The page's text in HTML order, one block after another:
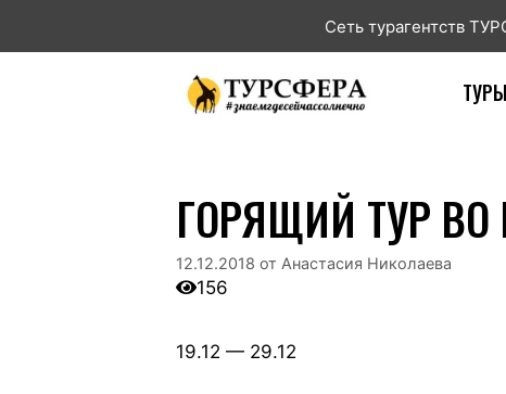
Сеть турагентств
ТУРЫ
ГОРЯЩИЙ ТУР ВО
12.12.2018 от Анастасия Николаева
156
19.12 — 29.12